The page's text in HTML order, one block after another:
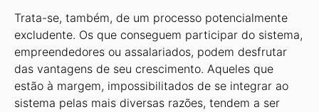
Trata-se, também, de um processo potencialmente
excludente. Os que conseguem participar do sistema,
empreendedores ou assalariados, podem desfrutar
das vantagens de seu crescimento. Aqueles que
estão à margem, impossibilitados de se integrar ao
sistema pelas mais diversas razões, tendem a ser